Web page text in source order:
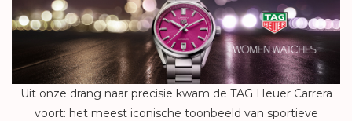
Uit onze drang naar precisie kwam de TAG Heuer Carrera
voort: het meest iconische toonbeeld van sportieve